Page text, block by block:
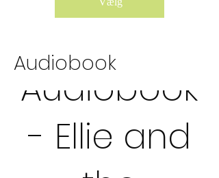
Audiobook
Audiobook
- Ellie and